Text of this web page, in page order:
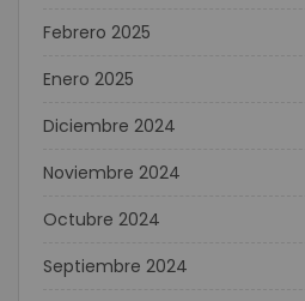
Febrero 2025
Enero 2025
Diciembre 2024
Noviembre 2024
Octubre 2024
Septiembre 2024